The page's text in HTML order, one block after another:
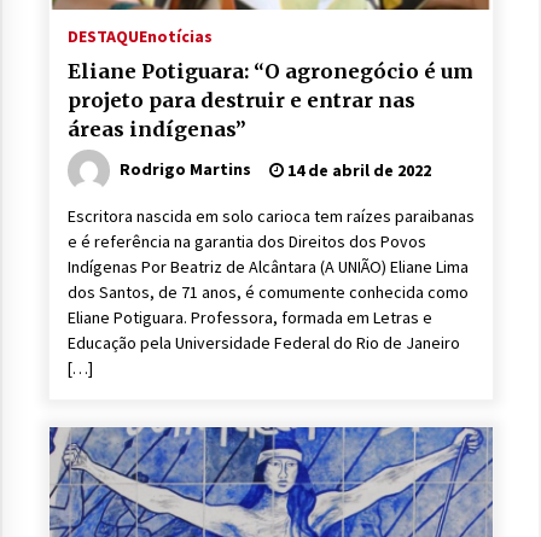
DESTAQUEnotícias
Eliane Potiguara: “O agronegócio é um
projeto para destruir e entrar nas
áreas indígenas”
Rodrigo Martins 14 de abril de 2022
Escritora nascida em solo carioca tem raízes paraibanas
e é referência na garantia dos Direitos dos Povos
Indígenas Por Beatriz de Alcântara (A UNIÃO) Eliane Lima
dos Santos, de 71 anos, é comumente conhecida como
Eliane Potiguara. Professora, formada em Letras e
Educação pela Universidade Federal do Rio de Janeiro
[…]